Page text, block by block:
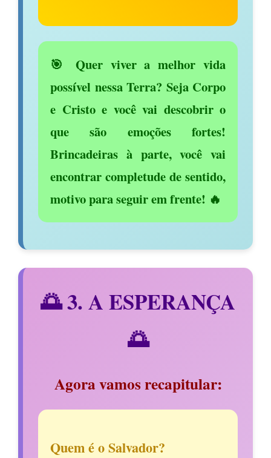
🎯 Quer viver a melhor vida
possível nessa Terra? Seja Corpo
e Cristo e você vai descobrir o
que são emoções fortes!
Brincadeiras à parte, você vai
encontrar completude de sentido,
motivo para seguir em frente! 🔥
🌅 3. A ESPERANÇA
🌅
Agora vamos recapitular:
Quem é o Salvador?